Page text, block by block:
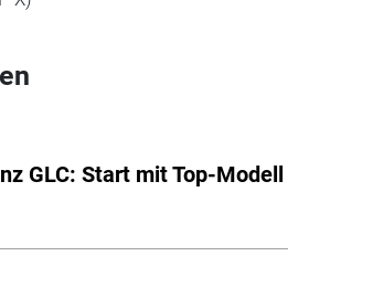
GLC: Start mit Top-Modell